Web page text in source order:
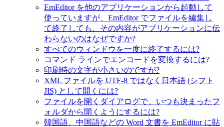
EmEditor を他のアプリケーションから起動して
使っていますが、EmEditor でファイルを編集し
て終了しても、その内容がアプリケーションに伝
わらないのはなぜですか?
すべてのウィンドウを一度に終了するには?
コマンド ラインでエンコードを変換するには?
印刷時の文字が小さいのですが?
XML ファイルを UTF-8 ではなく日本語 (シフト
JIS) として開くには?
ファイルを開くダイアログで、いつも決まったフ
ォルダから開くようにするには?
韓国語、中国語などの Word 文書を EmEditor に貼